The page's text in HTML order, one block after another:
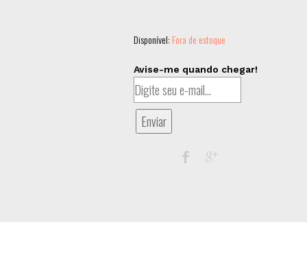
Disponível: Fora de estoque
Avise-me quando chegar!
Enviar